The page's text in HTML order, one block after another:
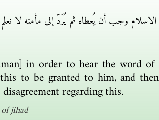
وجب أن يُعطاه ثم يُرَدّ إلى مأمنه لا
in order to hear the word
to be granted to him, and
regarding this.
jihad